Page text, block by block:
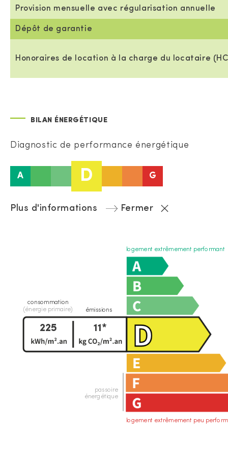
Provision mensuelle avec régularisation annuelle
Dépôt de garantie
Honoraires de location à la charge du locataire
BILAN ÉNERGÉTIQUE
Diagnostic de performance énergétique
A D G
Plus d'informations Fermer
logement extrêmement performant
logement extrêmement peu
passoire
énergétique
consommation
(énergie primaire)
émissions
225 11*